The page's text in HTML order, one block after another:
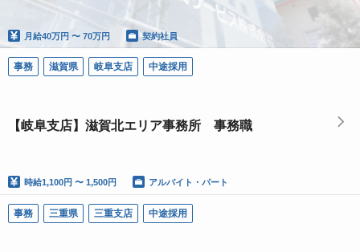
月給40万円 〜 70万円 契約社員
事務 滋賀県 岐阜支店 中途採用
【岐阜支店】滋賀北エリア事務所 事務職
時給1,100円 〜 1,500円 アルバイト・パート
事務 三重県 三重支店 中途採用